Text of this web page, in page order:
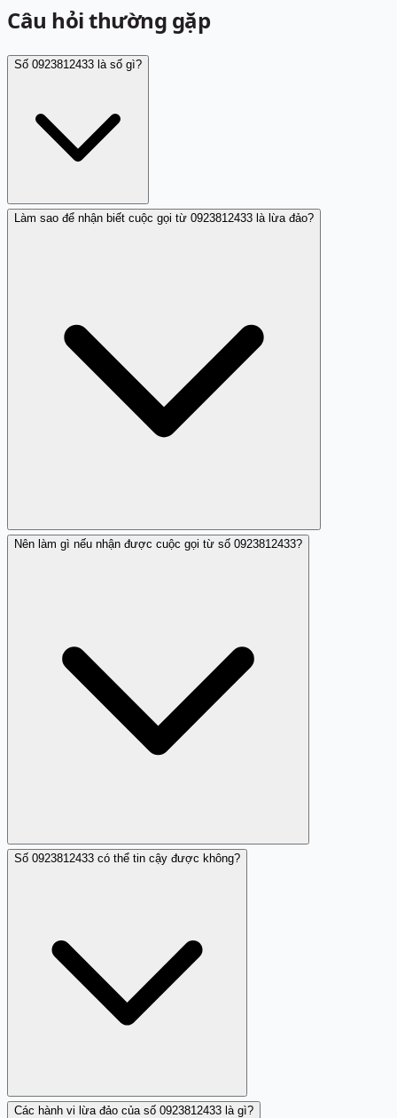
Câu hỏi thường gặp
Số 0923812433 là số gì?
Số 0923812433 là số điện thoại lừa đảo giả mạo ngân
Làm sao để nhận biết cuộc gọi từ 0923812433 là lừa đảo?
Kẻ giả mạo sẽ gọi tự nhận là nhân viên ngân hàng và yêu
Nên làm gì nếu nhận được cuộc gọi từ số 0923812433?
Không nghe theo yêu cầu, ngắt máy ngay lập tức và
Số 0923812433 có thể tin cậy được không?
Các hành vi lừa đảo của số 0923812433 là gì?